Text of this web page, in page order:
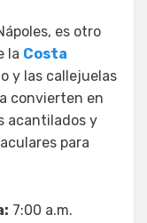
es otro
la Costa
y las callejuelas
convierten en
acantilados y
para
7:00 a.m.